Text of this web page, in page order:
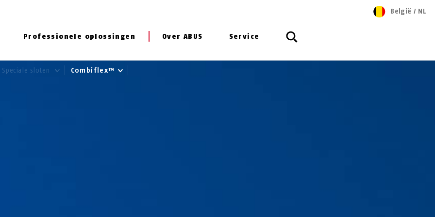
Professionele oplossingen Over ABUS Service
België / NL
Speciale sloten Combiflex™